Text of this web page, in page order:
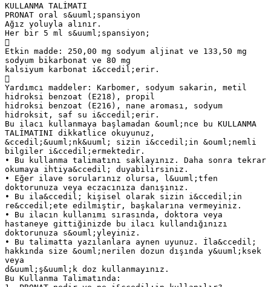
KULLANMA TALİMATI
PRONAT oral s&uuml;spansiyon
Ağız yoluyla alınır.
Her bir 5 ml s&uuml;spansiyon;

Etkin madde: 250,00 mg sodyum aljinat ve 133,50 mg
sodyum bikarbonat ve 80 mg
kalsiyum karbonat i&ccedil;erir.

Yardımcı maddeler: Karbomer, sodyum sakarin, metil
hidroksi benzoat (E218), propil
hidroksi benzoat (E216), nane aroması, sodyum
hidroksit, saf su i&ccedil;erir.
Bu ilacı kullanmaya başlamadan &ouml;nce bu KULLANMA
TALİMATINI dikkatlice okuyunuz,
&ccedil;&uuml;nk&uuml; sizin i&ccedil;in &ouml;nemli
bilgiler i&ccedil;ermektedir.
• Bu kullanma talimatını saklayınız. Daha sonra tekrar
okumaya ihtiya&ccedil; duyabilirsiniz.
• Eğer ilave sorularınız olursa, l&uuml;tfen
doktorunuza veya eczacınıza danışınız.
• Bu ila&ccedil; kişisel olarak sizin i&ccedil;in
re&ccedil;ete edilmiştir, başkalarına vermeyiniz.
• Bu ilacın kullanımı sırasında, doktora veya
hastaneye gittiğinizde bu ilacı kullandığınızı
doktorunuza s&ouml;yleyiniz.
• Bu talimatta yazılanlara aynen uyunuz. İla&ccedil;
hakkında size &ouml;nerilen dozun dışında y&uuml;ksek
veya
d&uuml;ş&uuml;k doz kullanmayınız.
Bu Kullanma Talimatında: